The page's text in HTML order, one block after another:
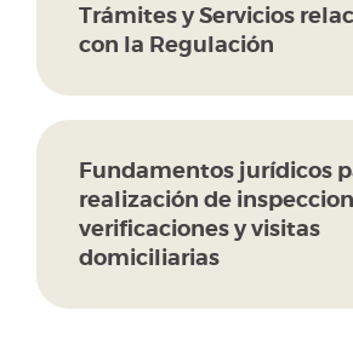
Trámites y Servicios
con la Regulación
Fundamentos jurídicos
realización de
verificaciones y visitas
domiciliarias